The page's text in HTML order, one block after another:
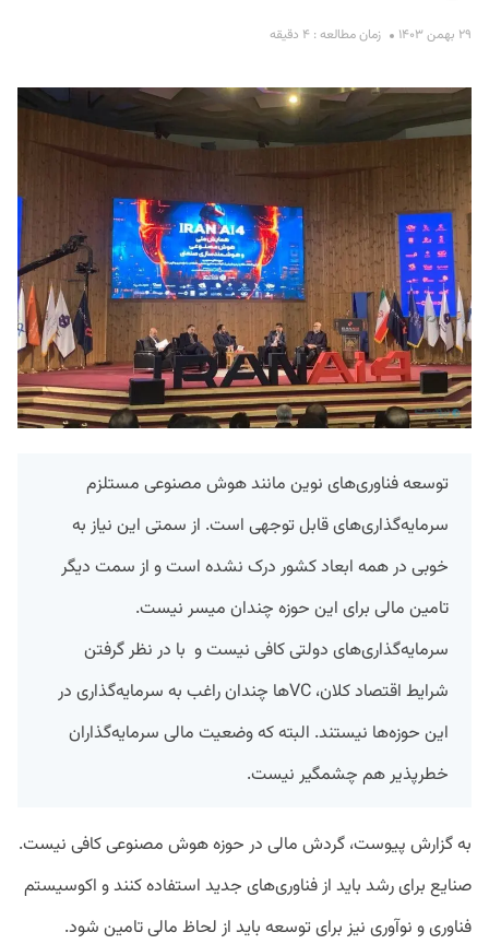
۲۹ بهمن ۱۴۰۳ زمان مطالعه : ۴ دقیقه
توسعه فناوری‌های نوین مانند هوش مصنوعی مستلزم
سرمایه‌گذاری‌های قابل توجهی است. از سمتی این نیاز به
خوبی در همه ابعاد کشور درک نشده است و از سمت دیگر
تامین مالی برای این حوزه چندان میسر نیست.
سرمایه‌گذاری‌های دولتی کافی نیست و با در نظر گرفتن
شرایط اقتصاد کلان، VCها چندان راغب به سرمایه‌گذاری در
این حوزه‌ها نیستند. البته که وضعیت مالی سرمایه‌گذاران
خطرپذیر هم چشمگیر نیست.
به گزارش پیوست، گردش مالی در حوزه هوش مصنوعی کافی نیست.
صنایع برای رشد باید از فناوری‌های جدید استفاده کنند و اکوسیستم
فناوری و نوآوری نیز برای توسعه باید از لحاظ مالی تامین شود.